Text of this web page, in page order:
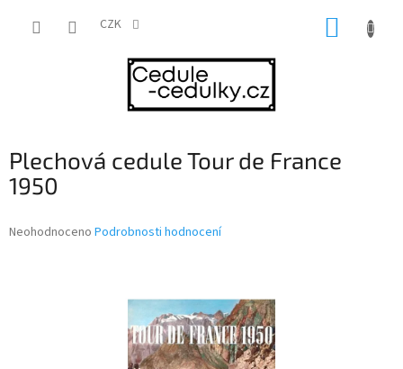
CZK
Plechová cedule Tour de France
1950
Průměrné
Neohodnoceno Podrobnosti hodnocení